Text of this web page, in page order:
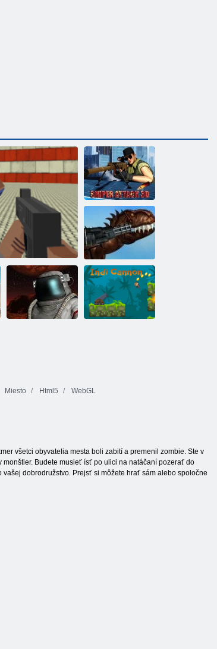
Ostreľovač 3D
Rex v Mexiku
Miesto Html5 WebGL
všetci obyvatelia mesta boli zabití a premenil zombie. Ste v
Budete musieť ísť po ulici na natáčaní pozerať do
dobrodružstvo. Prejsť si môžete hrať sám alebo spoločne